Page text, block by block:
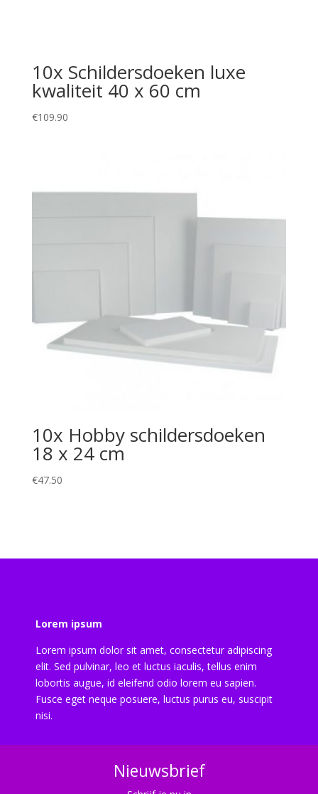
10x Schildersdoeken luxe
kwaliteit 40 x 60 cm
€109.90
10x Hobby schildersdoeken
18 x 24 cm
€47.50
Lorem ipsum
Lorem ipsum dolor sit amet, consectetur adipiscing
elit. Sed pulvinar, leo et luctus iaculis, tellus enim
lobortis augue, id eleifend odio lorem eu sapien.
Fusce eget neque posuere, luctus purus eu, suscipit
nisi.
Nieuwsbrief